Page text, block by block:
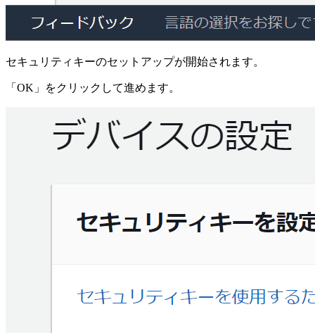
セキュリティキーのセットアップが開始されます。
「OK」をクリックして進めます。